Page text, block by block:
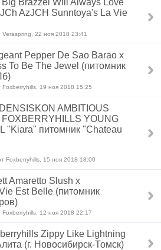
Brazzel Will Always Love
AzJCH Sunntoya's La Vie
22 ноя 2018 23:41
Pepper De Sao Barao x
To Be The Jewel (питомник
19 ноя 2018 15:25
AMBITIOUS
YOUNG
"Kiara" питомник "Chateau
Foxberryhills, 15 ноя 2018 18:00
Amaretto Slush x
Est Belle (питомник
12 ноя 2018 22:17
Zippy Like Lightning
(г. Новосибирск-Томск)